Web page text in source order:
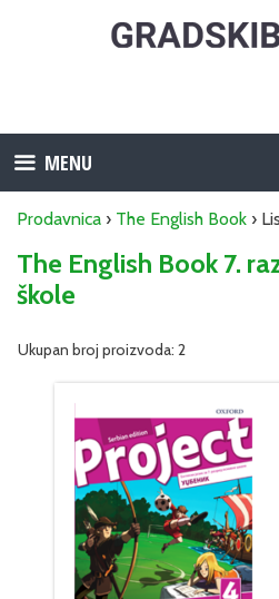
MENU
Prodavnica › The English Book ›
The English Book 7.
škole
Ukupan broj proizvoda: 2